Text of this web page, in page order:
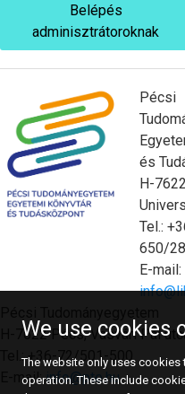
Belépés
adminisztrátoroknak
Pécsi
és
H-
Tel.:
650/
E-mail:
H-7622 Pécs, Vasvári Pál
Tel.: +36-72/501-500
E-mail:info@pte.hu
We use cookies
The website only uses
operation. These include